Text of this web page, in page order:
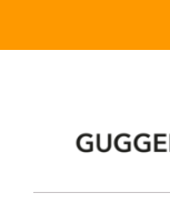
Inhalt